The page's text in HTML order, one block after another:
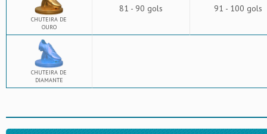
CHUTEIRA DE
OURO
81 - 90 gols 91 - 100 gols
CHUTEIRA DE
DIAMANTE